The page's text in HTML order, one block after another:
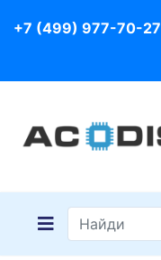
+7 (499) 977-70-27